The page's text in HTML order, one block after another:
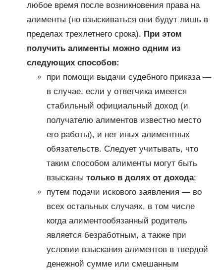
любое время после возникновения права на
алименты (но взыскиваться они будут лишь в
пределах трехлетнего срока). При этом
получить алименты можно одним из
следующих способов:
при помощи выдачи судебного приказа —
в случае, если у ответчика имеется
стабильный официальный доход (и
получателю алиментов известно место
его работы), и нет иных алиментных
обязательств. Следует учитывать, что
таким способом алименты могут быть
взысканы только в долях от дохода;
путем подачи искового заявления — во
всех остальных случаях, в том числе
когда алиментообязанный родитель
является безработным, а также при
условии взыскания алиментов в твердой
денежной сумме или смешанным